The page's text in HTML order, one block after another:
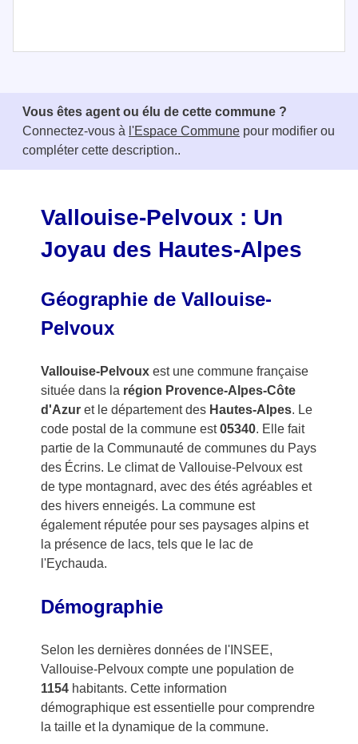
Vous êtes agent ou élu de cette commune ?
Connectez-vous à l'Espace Commune pour modifier ou
compléter cette description..
Vallouise-Pelvoux : Un
Joyau des Hautes-Alpes
Géographie de Vallouise-
Pelvoux
Vallouise-Pelvouxest une commune française
située dans la région Provence-Alpes-Côte
d'Azuret le département des Hautes-Alpes. Le
code postal de la commune est05340. Elle fait
partie de la Communauté de communes du Pays
des Écrins. Le climat de Vallouise-Pelvoux est
de type montagnard, avec des étés agréables et
des hivers enneigés. La commune est
également réputée pour ses paysages alpins et
la présence de lacs, tels que le lac de
l'Eychauda.
Démographie
Selon les dernières données de l'INSEE,
Vallouise-Pelvoux compte une population de
1154habitants. Cette information
démographique est essentielle pour comprendre
la taille et la dynamique de la commune.